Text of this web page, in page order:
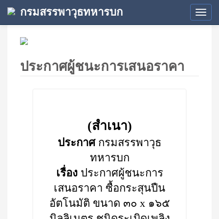
กรมสรรพาวุธทหารบก
ประกาศผู้ชนะการเสนอราคา
(สำเนา)
ประกาศกรมสรรพาวุธ
ทหารบก
เรื่อง ประกาศผู้ชนะการ
เสนอราคา ซื้อกระสุนปืน
อัตโนมัติ ขนาด ๓๐ x ๑๖๕